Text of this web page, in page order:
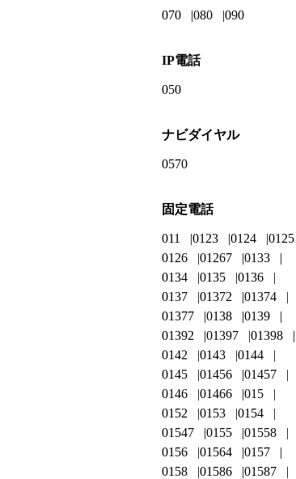
070 080 090
IP電話
050
ナビダイヤル
0570
固定電話
011 0123 0124
0125
0126
01267
0133
0134
0135
0136
0137
01372
01374
01377
0138
0139
01392
01397
01398
0142
0143
0144
0145
01456
01457
0146
01466
015
0152
0153
0154
01547
0155
01558
0156
01564
0157
0158
01586
01587